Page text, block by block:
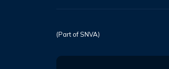
(Part of SNVA)